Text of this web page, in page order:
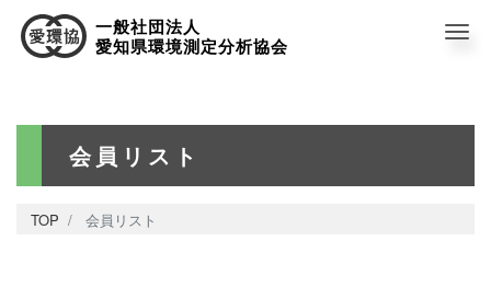
一般社団法人
愛知県環境測定分析協会
会員リスト
TOP 会員リスト